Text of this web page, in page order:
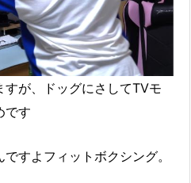
が、ドッグにさしてTVモ
です
すよフィットボクシング。